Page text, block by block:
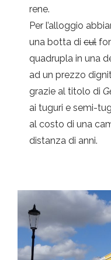
rene.
Per l’alloggio
una botta di cul
quadrupla in una
ad un prezzo
grazie al titolo di
ai tuguri e semi-
al costo di una
distanza di anni.